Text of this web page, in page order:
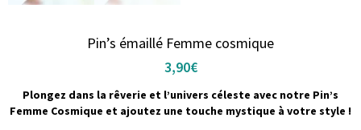
Pin’s émaillé Femme cosmique
3,90€
Plongez dans la rêverie et l’univers céleste avec notre Pin’s
Femme Cosmique et ajoutez une touche mystique à votre style !